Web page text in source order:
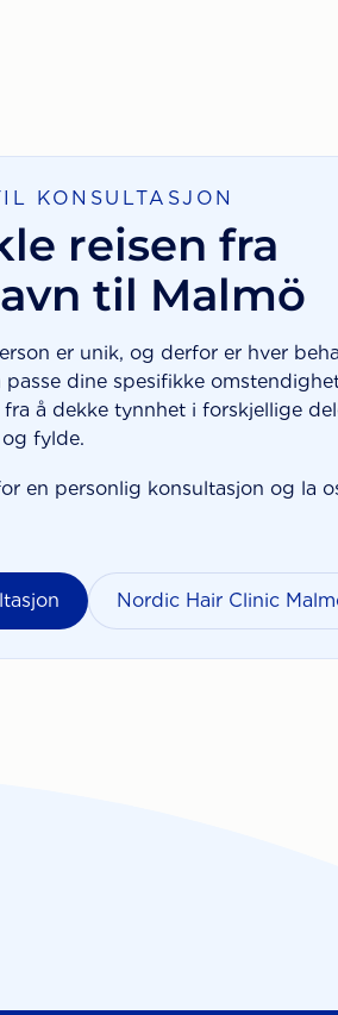
KONSULTASJON
reisen fra
til Malmö
er unik, og derfor er hver
dine spesifikke
å dekke tynnhet i forskjellige
fylde.
en personlig konsultasjon og la
Nordic Hair Clinic